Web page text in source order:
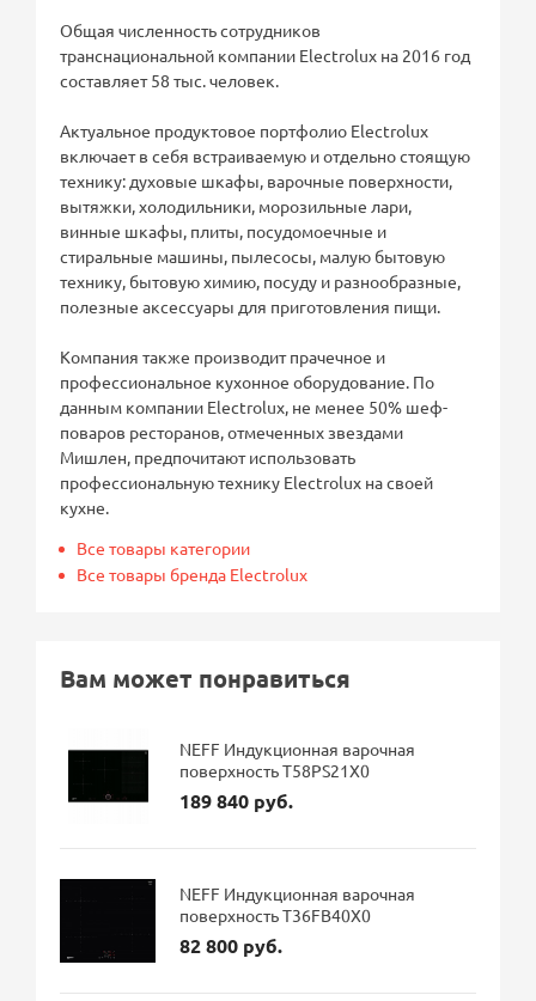
Общая численность сотрудников
транснациональной компании Electrolux на 2016 год
составляет 58 тыс. человек.
Актуальное продуктовое портфолио Electrolux
включает в себя встраиваемую и отдельно стоящую
технику: духовые шкафы, варочные поверхности,
вытяжки, холодильники, морозильные лари,
винные шкафы, плиты, посудомоечные и
стиральные машины, пылесосы, малую бытовую
технику, бытовую химию, посуду и разнообразные,
полезные аксессуары для приготовления пищи.
Компания также производит прачечное и
профессиональное кухонное оборудование. По
данным компании Electrolux, не менее 50% шеф-
поваров ресторанов, отмеченных звездами
Мишлен, предпочитают использовать
профессиональную технику Electrolux на своей
кухне.
Все товары категории
Все товары бренда Electrolux
Вам может понравиться
NEFF Индукционная варочная
поверхность T58PS21X0
189 840 руб.
NEFF Индукционная варочная
поверхность T36FB40X0
82 800 руб.